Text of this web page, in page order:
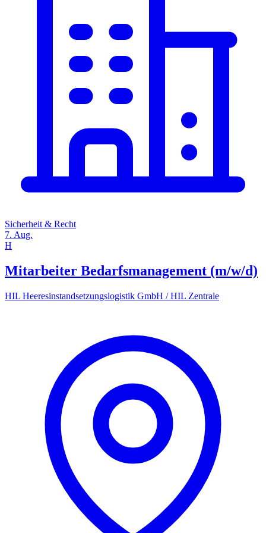
Sicherheit & Recht
7. Aug.
H
Mitarbeiter Bedarfsmanagement (m/w/d)
HIL Heeresinstandsetzungslogistik GmbH / HIL Zentrale